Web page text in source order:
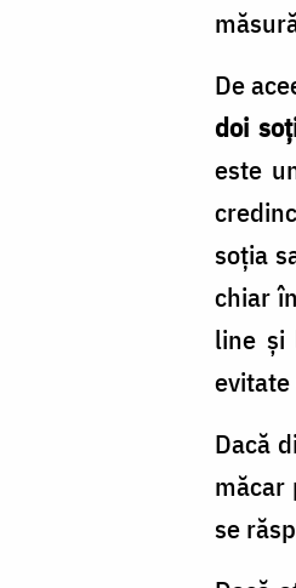
De
doi
este
soția
chiar
line și
Dacă
măcar
se